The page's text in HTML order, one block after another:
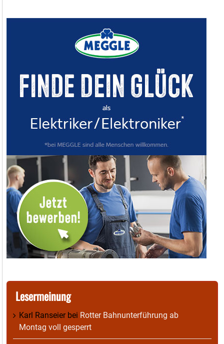
Lesermeinung
Karl Ranseierbei Rotter Bahnunterführung ab
Montag voll gesperrt